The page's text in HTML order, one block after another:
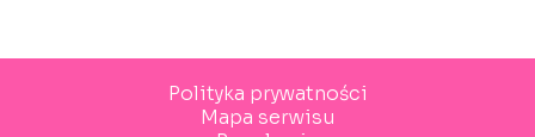
Polityka prywatności
Mapa serwisu